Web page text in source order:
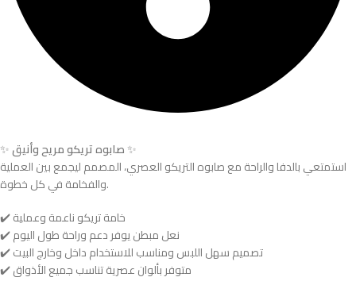
✨صابوه تريكو مريح وأنيق✨
استمتعي بالدفا والراحة مع صابوه التريكو العصري، المصمم ليجمع بين العملية
والفخامة في كل خطوة.
✔️ خامة تريكو ناعمة وعملية
✔️ نعل مبطن يوفر دعم وراحة طول اليوم
✔️ تصميم سهل اللبس ومناسب للاستخدام داخل وخارج البيت
✔️ متوفر بألوان عصرية تناسب جميع الأذواق